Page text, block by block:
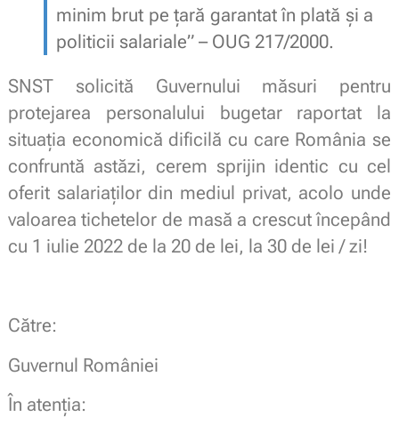
minim brut pe țară garantat în plată și a
politicii salariale” – OUG 217/2000.
SNST solicită Guvernului măsuri pentru
protejarea personalului bugetar raportat la
situația economică dificilă cu care România se
confruntă astăzi, cerem sprijin identic cu cel
oferit salariaților din mediul privat, acolo unde
valoarea tichetelor de masă a crescut începând
cu 1 iulie 2022 de la 20 de lei, la 30 de lei / zi!
Către:
Guvernul României
În atenția: